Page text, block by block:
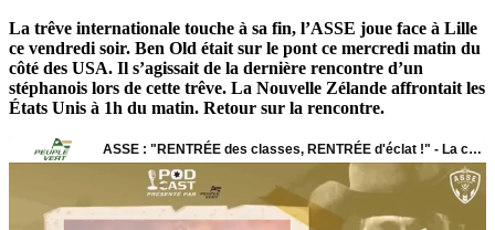
La trêve internationale touche à sa fin, l’ASSE joue face à Lille
ce vendredi soir. Ben Old était sur le pont ce mercredi matin du
côté des USA. Il s’agissait de la dernière rencontre d’un
stéphanois lors de cette trêve. La Nouvelle Zélande affrontait les
États Unis à 1h du matin. Retour sur la rencontre.